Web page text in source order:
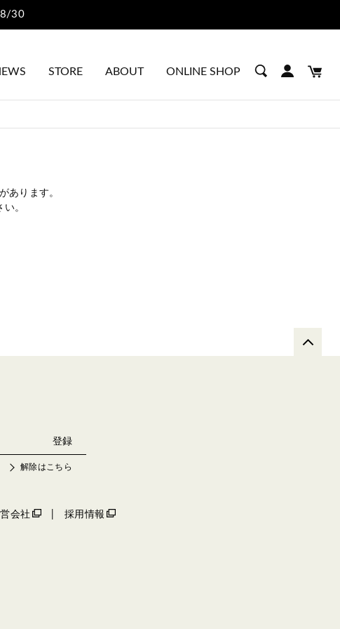
ン先行予約会 | 7/10 - 8/30
STORE ABOUT ONLINE SHOP
あります。
。
解除はこちら
会社 採用情報